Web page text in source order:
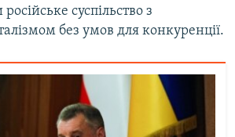
суспільство з
без умов для конкуренції.